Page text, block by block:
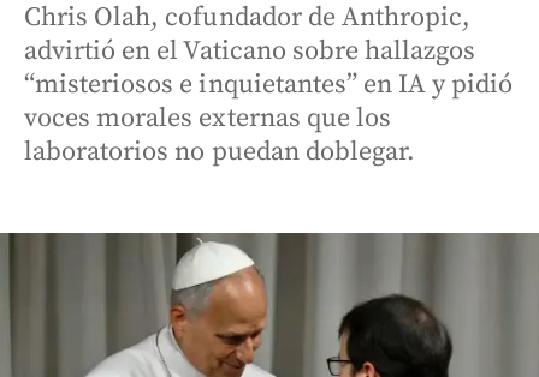
Chris Olah, cofundador de Anthropic,
advirtió en el Vaticano sobre hallazgos
“misteriosos e inquietantes” en IA y pidió
voces morales externas que los
laboratorios no puedan doblegar.